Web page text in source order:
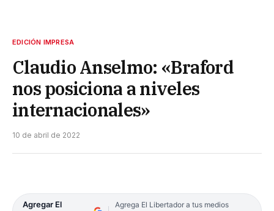
EDICIÓN IMPRESA
Claudio Anselmo: «Braford
nos posiciona a niveles
internacionales»
10 de abril de 2022
Agregar El
Agrega El Libertador a tus medios